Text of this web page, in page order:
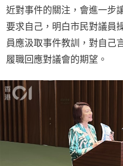
近對事件的關注，會進一步
要求自己，明白市民對議員
員應汲取事件教訓，對自己
履職回應對議會的期望。